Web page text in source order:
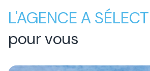
L'AGENCE A
pour vous